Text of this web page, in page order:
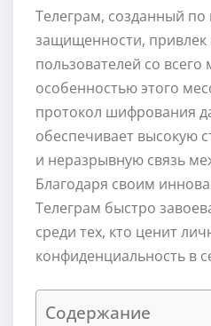
Телеграм, созданный
защищенности,
пользователей со всего
особенностью этого
протокол шифрования
обеспечивает высокую
и неразрывную связь
Благодаря своим
Телеграм быстро
среди тех, кто ценит
конфиденциальность в
Содержание